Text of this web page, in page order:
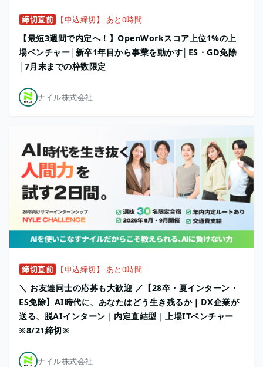
締切直前 【申込締切】 あと0時間
【最短3週間で内定へ！】OpenWorkスコア上位1%の上
場ベンチャー│新卒1年目から事業を動かす│ES・GD免除
│7月末までの枠数限定
ナイル株式会社
締切直前 【申込締切】 あと0時間
＼ お友達同士の応募も大歓迎 ／【28卒・夏インターン・
ES免除】AI時代に、あなたはどう生き残るか｜DX企業が
送る、脱AIインターン｜内定直結型｜上場ITベンチャー
※8/21締切※
ナイル株式会社